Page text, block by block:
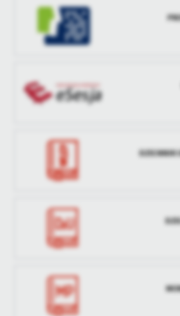
treści w postaci wiadomości, ofert,
społecznościowych.
DZIENNIK